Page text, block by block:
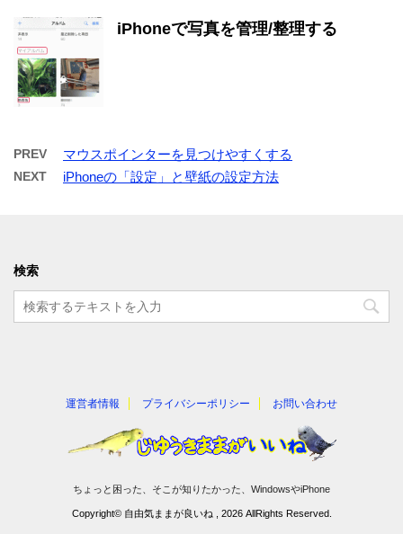
iPhoneで写真を管理/整理する
PREV マウスポインターを見つけやすくする
NEXT iPhoneの「設定」と壁紙の設定方法
検索
運営者情報 プライバシーポリシー お問い合わせ
ちょっと困った、そこが知りたかった、WindowsやiPhone
Copyright© 自由気ままが良いね , 2026 AllRights Reserved.